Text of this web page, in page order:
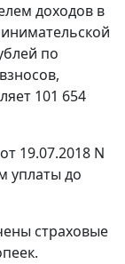
доходов в
по
101 654
19.07.2018 N
уплаты до
страховые